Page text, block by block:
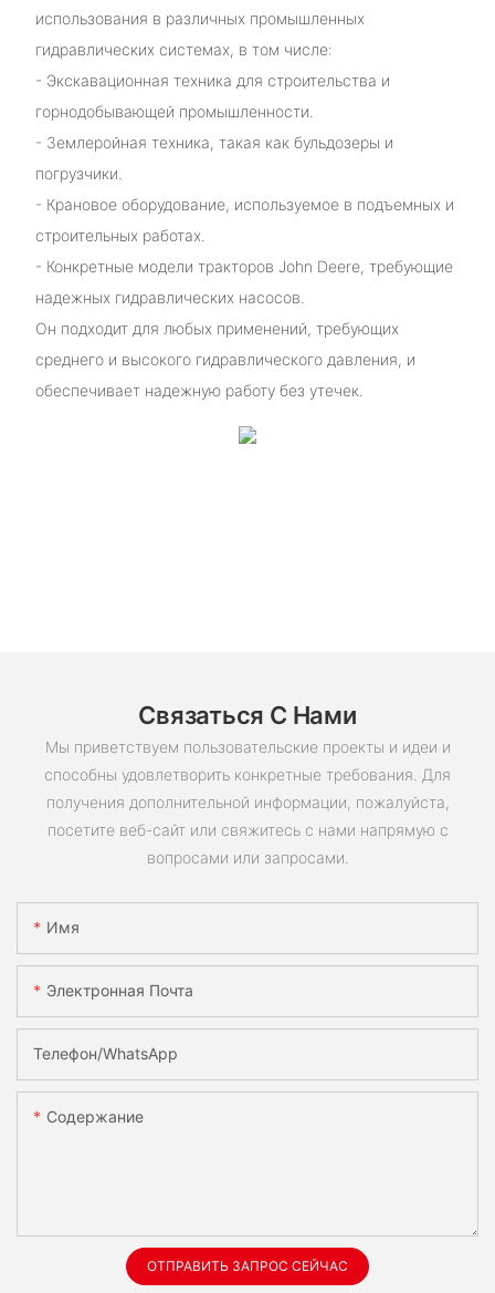
использования в различных промышленных
гидравлических системах, в том числе:
- Экскавационная техника для строительства и
горнодобывающей промышленности.
- Землеройная техника, такая как бульдозеры и
погрузчики.
- Крановое оборудование, используемое в подъемных и
строительных работах.
- Конкретные модели тракторов John Deere, требующие
надежных гидравлических насосов.
Он подходит для любых применений, требующих
среднего и высокого гидравлического давления, и
обеспечивает надежную работу без утечек.
Связаться С Нами
Мы приветствуем пользовательские проекты и идеи и
способны удовлетворить конкретные требования. Для
получения дополнительной информации, пожалуйста,
посетите веб-сайт или свяжитесь с нами напрямую с
вопросами или запросами.
Имя
Электронная Почта
Телефон/WhatsApp
Содержание
ОТПРАВИТЬ ЗАПРОС СЕЙЧАС